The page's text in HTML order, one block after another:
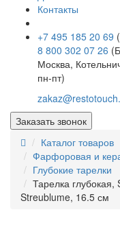
Контакты
+7 495 185 20 69
8 800 302 07 26
Москва,
пн-пт)
Заказать звонок
Каталог товаров
Фарфоровая и
Глубокие тарелки
Тарелка
Streublume, 16.5 см